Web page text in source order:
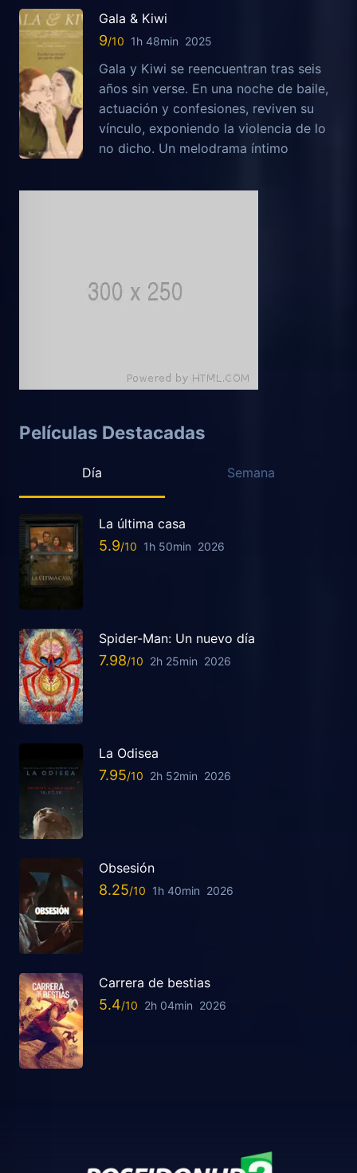
Gala & Kiwi
9 1h 48min 2025
Gala y Kiwi se reencuentran tras seis
años sin verse. En una noche de baile,
actuación y confesiones, reviven su
vínculo, exponiendo la violencia de lo
no dicho. Un melodrama íntimo
Películas Destacadas
Día Semana
La última casa
5.9 1h 50min 2026
Spider-Man: Un nuevo día
7.98 2h 25min 2026
La Odisea
7.95 2h 52min 2026
Obsesión
8.25 1h 40min 2026
Carrera de bestias
5.4 2h 04min 2026